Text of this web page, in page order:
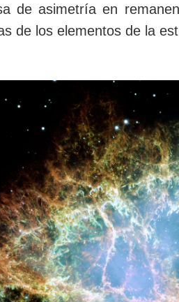
de asimetría en
de los elementos de la